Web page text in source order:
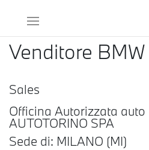
Venditore BMW
Sales
Officina Autorizzata auto
AUTOTORINO SPA
Sede di: MILANO (MI)